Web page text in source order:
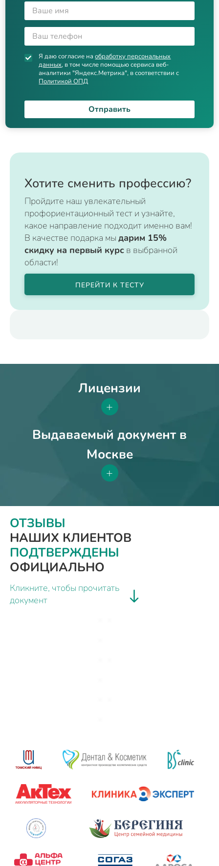
Я даю согласие наобработку персональных
данных, в том числе помощью сервиса веб-
аналитики "Яндекс.Метрика", в соответствии с
Политикой ОПД
Отправить
Хотите сменить профессию?
Пройдите наш увлекательный
профориентационный тест и узнайте,
какое направление подходит именно вам!
В качестве подарка мы дарим 15%
скидку на первый курс в выбранной
области!
ПЕРЕЙТИ К ТЕСТУ
Лицензии
+
Выдаваемый документ в
Москве
+
ОТЗЫВЫ
НАШИХ КЛИЕНТОВ
ПОДТВЕРЖДЕНЫ
ОФИЦИАЛЬНО
Кликните, чтобы прочитать
документ